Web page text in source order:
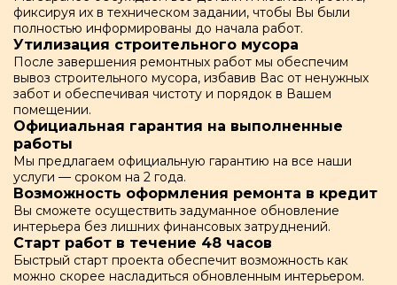
фиксируя их в техническом задании, чтобы Вы были
полностью информированы до начала работ.
Утилизация строительного мусора
После завершения ремонтных работ мы обеспечим
вывоз строительного мусора, избавив Вас от ненужных
забот и обеспечивая чистоту и порядок в Вашем
помещении.
Официальная гарантия на выполненные
работы
Мы предлагаем официальную гарантию на все наши
услуги — сроком на 2 года.
Возможность оформления ремонта в кредит
Вы сможете осуществить задуманное обновление
интерьера без лишних финансовых затруднений.
Старт работ в течение 48 часов
Быстрый старт проекта обеспечит возможность как
можно скорее насладиться обновленным интерьером.